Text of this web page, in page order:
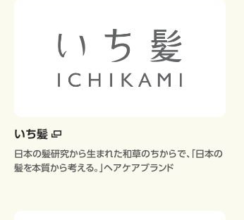
いち髪
日本の髪研究から生まれた和草のちからで、「日本の
髪を本質から考える。」ヘアケアブランド